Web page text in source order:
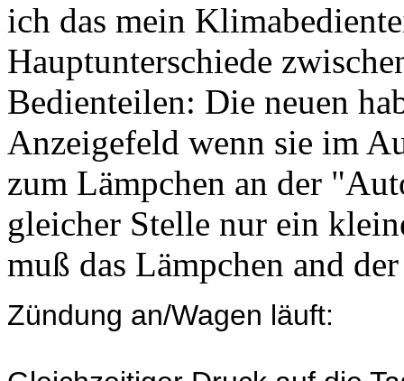
ich das mein
Hauptunterschiede
Bedienteilen: Die neuen
Anzeigefeld wenn sie im
zum Lämpchen an der
gleicher Stelle nur ein
muß das Lämpchen and
Zündung an/Wagen läuft: